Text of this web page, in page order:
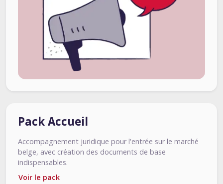
Pack Accueil
Accompagnement juridique pour l'entrée sur le marché
belge, avec création des documents de base
indispensables.
Voir le pack